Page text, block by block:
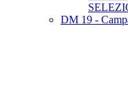
DM 19 -